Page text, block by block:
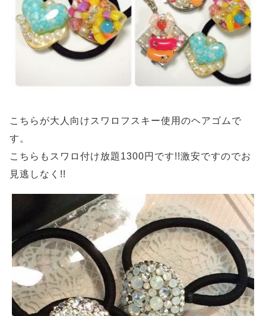
こちらが大人向けスワロフスキー使用のヘアゴムで
す。
こちらもスワロ付け放題1300円です!!激安ですのでお
見逃しなく!!